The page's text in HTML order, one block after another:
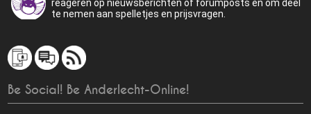
reageren op nieuwsberichten of forumposts en om deel
te nemen aan spelletjes en prijsvragen.
Be Social! Be Anderlecht-Online!